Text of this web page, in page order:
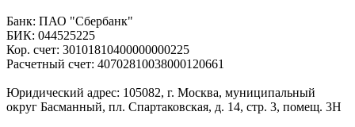
Банк: ПАО "Сбербанк"
БИК: 044525225
Кор. счет: 30101810400000000225
Расчетный счет: 40702810038000120661
Юридический адрес: 105082, г. Москва, муниципальный
округ Басманный, пл. Спартаковская, д. 14, стр. 3, помещ. 3Н